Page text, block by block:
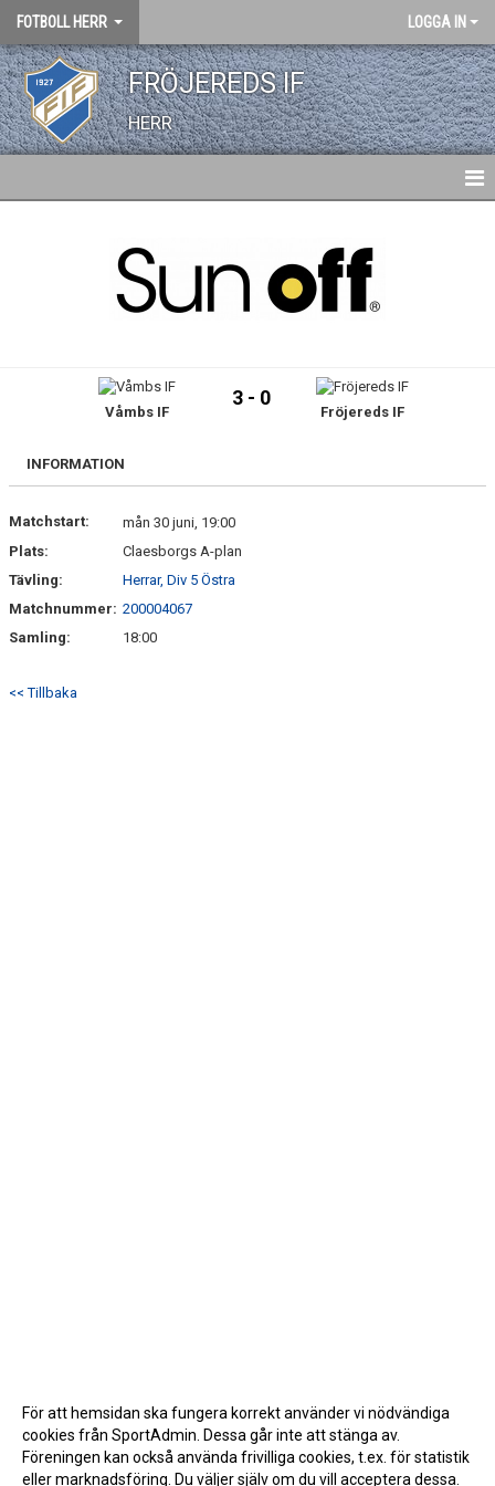
FOTBOLL HERR LOGGA IN
FRÖJEREDS IF
HERR
DOKUMENT
MARATONTABELL MATCHER
KONTAKT
MATCHER
TABELL & RESULTAT A
Våmbs IF
3 - 0
Fröjereds IF
INFORMATION
Matchstart:
mån 30 juni, 19:00
Plats:
Claesborgs A-plan
Tävling:
Herrar, Div 5 Östra
Matchnummer: 200004067
Samling:
18:00
<< Tillbaka
För att hemsidan ska fungera korrekt använder vi nödvändiga
cookies från SportAdmin. Dessa går inte att stänga av.
Föreningen kan också använda frivilliga cookies, t.ex. för statistik
eller marknadsföring. Du väljer själv om du vill acceptera dessa.